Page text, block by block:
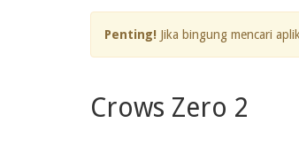
Penting! Jika bingung mencari
Crows Zero 2